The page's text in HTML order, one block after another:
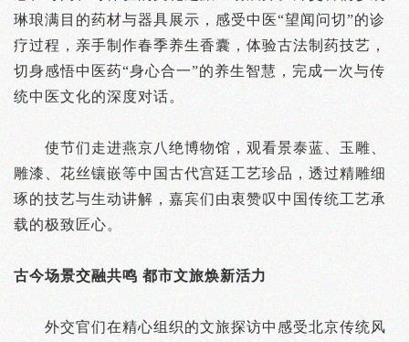
琳琅满目的药材与器具展示，感受中医“望闻问切”的诊
疗过程，亲手制作春季养生香囊，体验古法制药技艺，
切身感悟中医药“身心合一”的养生智慧，完成一次与传
统中医文化的深度对话。
使节们走进燕京八绝博物馆，观看景泰蓝、玉雕、
雕漆、花丝镶嵌等中国古代宫廷工艺珍品，透过精雕细
琢的技艺与生动讲解，嘉宾们由衷赞叹中国传统工艺承
载的极致匠心。
古今场景交融共鸣 都市文旅焕新活力
外交官们在精心组织的文旅探访中感受北京传统风